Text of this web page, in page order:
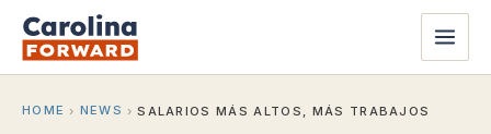
HOME › NEWS › SALARIOS MÁS ALTOS, MÁS TRABAJOS